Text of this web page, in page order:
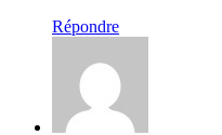
Répondre